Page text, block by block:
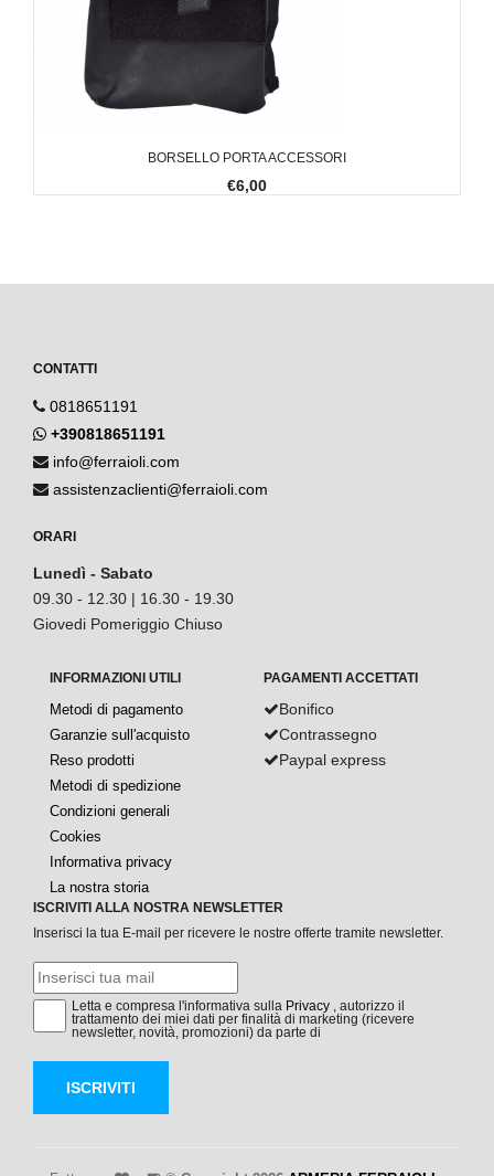
BORSELLO PORTA ACCESSORI
€6,00
CONTATTI
0818651191
+390818651191
info@ferraioli.com
assistenzaclienti@ferraioli.com
ORARI
Lunedì - Sabato
09.30 - 12.30 | 16.30 - 19.30
Giovedi Pomeriggio Chiuso
INFORMAZIONI UTILI
Metodi di pagamento
Garanzie sull'acquisto
Reso prodotti
Metodi di spedizione
Condizioni generali
Cookies
Informativa privacy
La nostra storia
PAGAMENTI ACCETTATI
Bonifico
Contrassegno
Paypal express
ISCRIVITI ALLA NOSTRA NEWSLETTER
Inserisci la tua E-mail per ricevere le nostre offerte tramite newsletter.
Letta e compresa l'informativa sulla Privacy , autorizzo il
trattamento dei miei dati per finalità di marketing (ricevere
newsletter, novità, promozioni) da parte di
ISCRIVITI